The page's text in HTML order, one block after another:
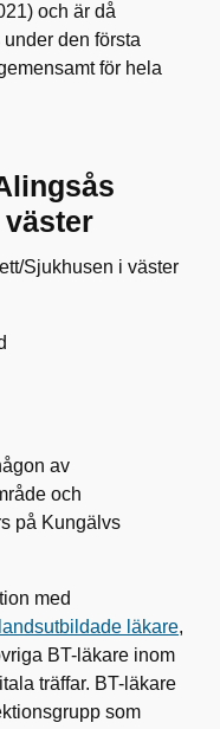
och är då
den första
för hela
Sjukhusen i väster
av
och
på Kungälvs
med
läkare,
BT-läkare inom
träffar. BT-läkare
som